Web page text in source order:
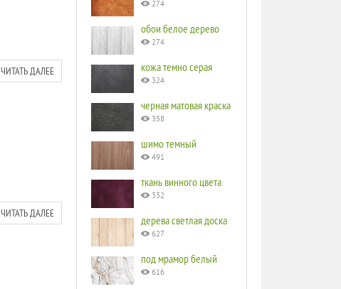
ЧИТАТЬ ДАЛЕЕ
ЧИТАТЬ ДАЛЕЕ
274
обои белое дерево
274
кожа темно серая
324
черная матовая краска
358
шимо темный
491
ткань винного цвета
332
дерева светлая доска
627
под мрамор белый
616